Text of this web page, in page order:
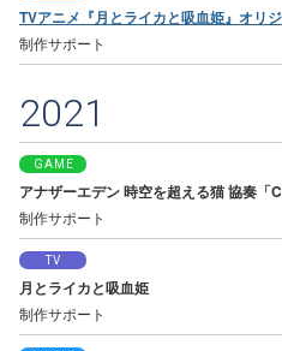
TVアニメ『月とライカと吸血姫』オリ
制作サポート
2021
GAME
アナザーエデン 時空を超える猫 協奏「
制作サポート
TV
月とライカと吸血姫
制作サポート